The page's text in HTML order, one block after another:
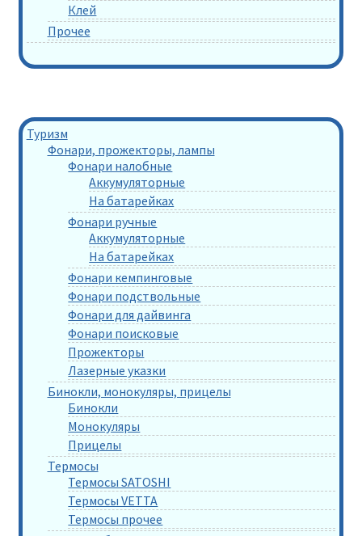
Клей
Прочее
Туризм
Фонари, прожекторы, лампы
Фонари налобные
Аккумуляторные
На батарейках
Фонари ручные
Аккумуляторные
На батарейках
Фонари кемпинговые
Фонари подствольные
Фонари для дайвинга
Фонари поисковые
Прожекторы
Лазерные указки
Бинокли, монокуляры, прицелы
Бинокли
Монокуляры
Прицелы
Термосы
Термосы SATOSHI
Термосы VETTA
Термосы прочее